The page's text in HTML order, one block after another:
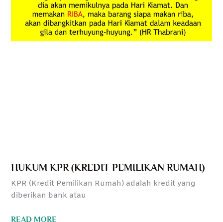
HUKUM KPR (KREDIT PEMILIKAN RUMAH)
KPR (Kredit Pemilikan Rumah) adalah kredit yang
diberikan bank atau
READ MORE